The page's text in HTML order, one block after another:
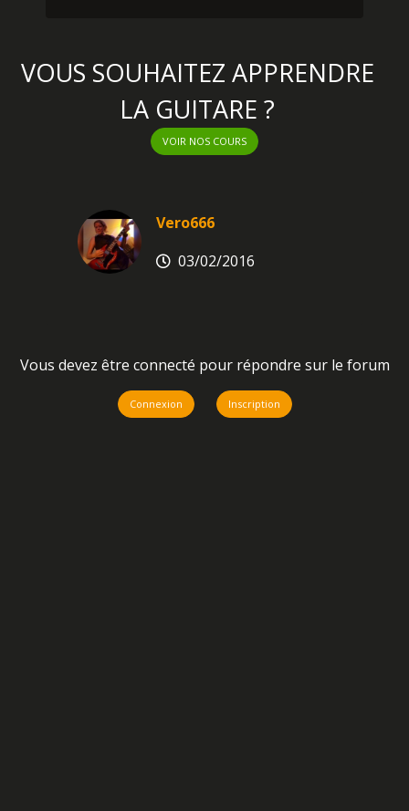
VOUS SOUHAITEZ APPRENDRE
LA GUITARE ?
VOIR NOS COURS
Vero666
03/02/2016
Vous devez être connecté pour répondre sur le forum
Connexion Inscription